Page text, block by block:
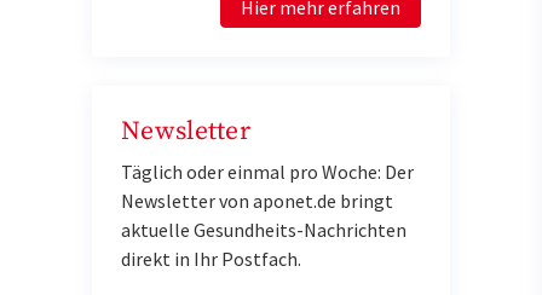
Hier mehr erfahren
Newsletter
Täglich oder einmal pro Woche: Der
Newsletter von aponet.de bringt
aktuelle Gesundheits-Nachrichten
direkt in Ihr Postfach.